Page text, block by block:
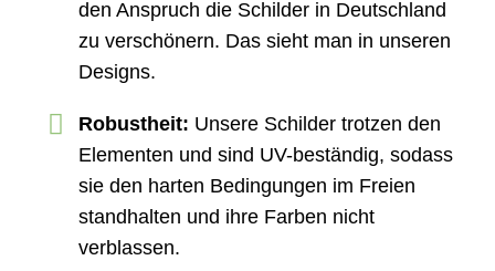
den Anspruch die Schilder in Deutschland
zu verschönern. Das sieht man in unseren
Designs.
Robustheit: Unsere Schilder trotzen den
Elementen und sind UV-beständig, sodass
sie den harten Bedingungen im Freien
standhalten und ihre Farben nicht
verblassen.